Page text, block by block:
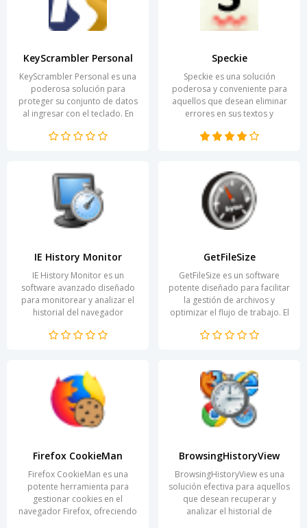
KeyScrambler Personal
KeyScrambler Personal es una
poderosa solución para
proteger su conjunto de datos
al ingresar con el teclado. En
amenazas...
Speckie
Speckie es una solución
poderosa y conveniente para
aquellos que desean eliminar
errores en sus textos y
materiales escritos. El...
IE History Monitor
IE History Monitor es un
software avanzado diseñado
para monitorear y analizar el
historial del navegador
ayuda, los usuarios tienen...
GetFileSize
GetFileSize es un software
potente diseñado para facilitar
la gestión de archivos y
optimizar el flujo de trabajo. El
información...
Firefox CookieMan
Firefox CookieMan es una
potente herramienta para
gestionar cookies en el
navegador Firefox, ofreciendo
BrowsingHistoryView
BrowsingHistoryView es una
solución efectiva para aquellos
que desean recuperar y
analizar el historial de